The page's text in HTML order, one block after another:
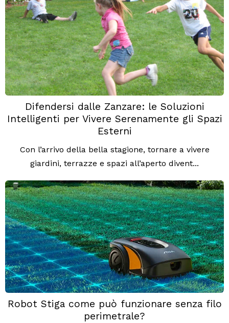
Difendersi dalle Zanzare: le Soluzioni
Intelligenti per Vivere Serenamente gli Spazi
Esterni
Con l’arrivo della bella stagione, tornare a vivere
giardini, terrazze e spazi all’aperto divent...
Robot Stiga come può funzionare senza filo
perimetrale?